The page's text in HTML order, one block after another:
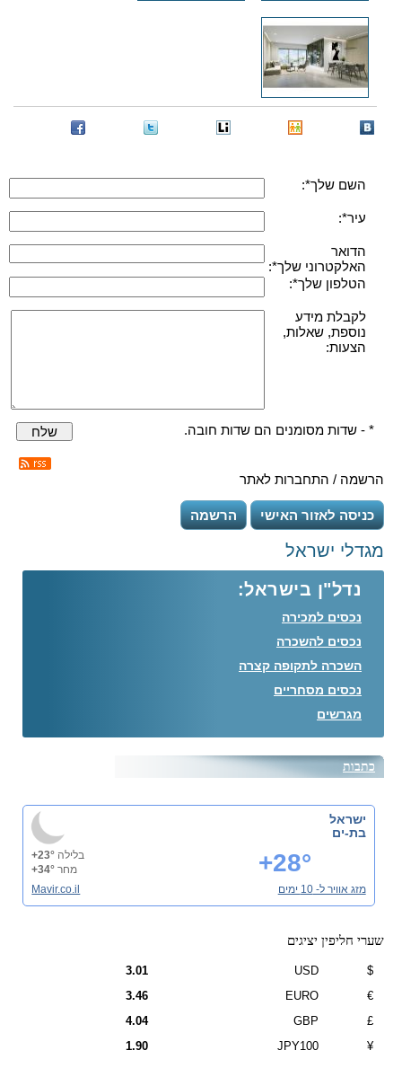
השם שלך*:
עיר*:
הדואר
האלקטרוני שלך*:
הטלפון שלך*:
לקבלת מידע
נוספת, שאלות,
הצעות:
* - שדות מסומנים הם שדות חובה. שלח
הרשמה / התחברות לאתר
כניסה לאזור האישי הרשמה
מגדלי ישראל
נדל"ן בישראל:
נכסים למכירה
נכסים להשכרה
השכרה לתקופה קצרה
נכסים מסחריים
מגרשים
כתבות
ישראל
בת-ים
+28° בלילה +23°
מחר +34°
מזג אוויר ל- 10 ימים
Mavir.co.il
שערי חליפין יציגים
$
USD
3.01
€
EURO
3.46
£
GBP
4.04
¥
JPY100
1.90